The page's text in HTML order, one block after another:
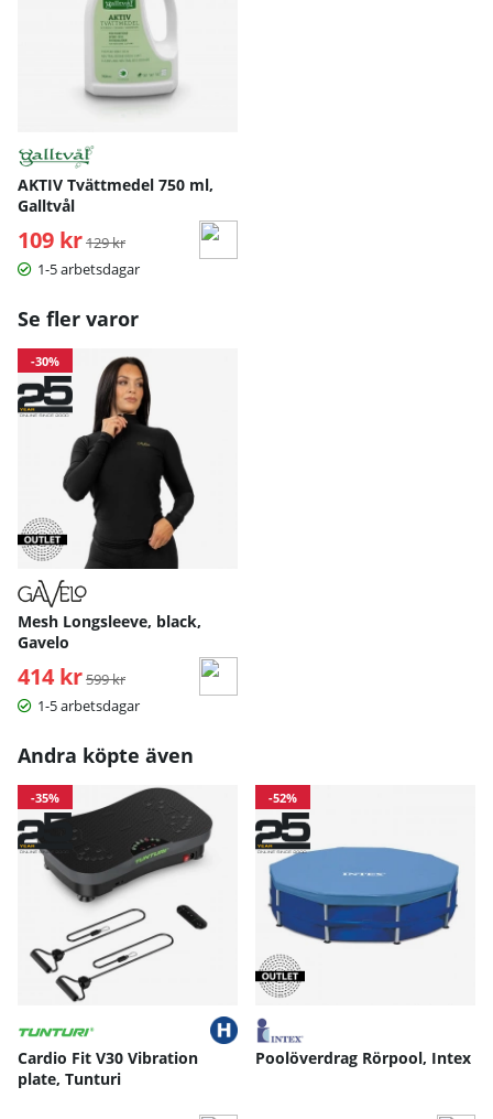
AKTIV Tvättmedel 750 ml,
Galltvål
109 kr Ordinarie pris:
129 kr
1-5 arbetsdagar
Se fler varor
-30%
Mesh Longsleeve, black,
Gavelo
414 kr Ordinarie pris:
599 kr
1-5 arbetsdagar
Andra köpte även
-35%
Cardio Fit V30 Vibration
plate, Tunturi
-52%
Poolöverdrag Rörpool, Intex